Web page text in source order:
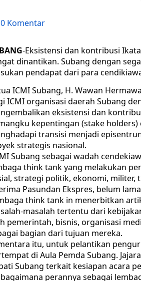
0 Komentar
-Eksistensi dan kontribusi
dinantikan. Subang dengan
pendapat dari para
ICMI Subang, H. Wawan
ICMI organisasi daerah Subang
eksistensi dan
kepentingan (stake holders)
transisi menjadi
strategis nasional.
Subang sebagai wadah
think tank yang melakukan
strategi politik, ekonomi, militer,
Pasundan Ekspres, belum
think tank in menerbitkan
masalah tertentu dari
pemerintah, bisnis, organisasi
bagian dari tujuan mereka.
itu, untuk pelantikan
di Aula Pemda Subang.
Subang terkait kesiapan acara
perannya sebagai